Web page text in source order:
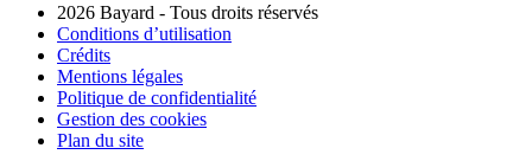
2026 Bayard - Tous droits réservés
Conditions d’utilisation
Crédits
Mentions légales
Politique de confidentialité
Gestion des cookies
Plan du site